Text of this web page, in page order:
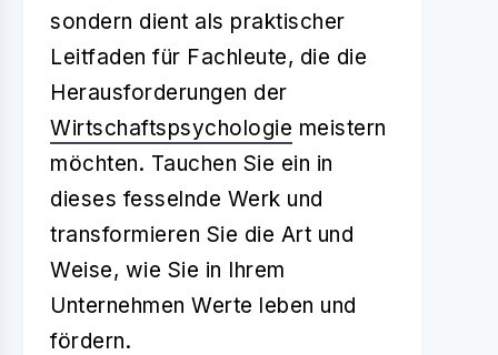
sondern dient als praktischer
Leitfaden für Fachleute, die die
Herausforderungen der
Wirtschaftspsychologie meistern
möchten. Tauchen Sie ein in
dieses fesselnde Werk und
transformieren Sie die Art und
Weise, wie Sie in Ihrem
Unternehmen Werte leben und
fördern.